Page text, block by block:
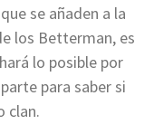
se añaden a la
los Betterman, es
lo posible por
para saber si
clan.